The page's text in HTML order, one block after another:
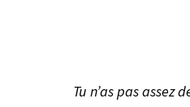
Tu n’as pas assez